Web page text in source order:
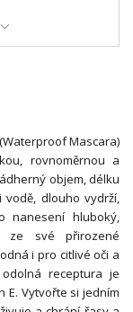
(Waterproof Mascara)
rovnoměrnou a
objem, délku
dlouho vydrží,
hluboký,
ze své přirozené
i pro citlivé oči a
receptura je
E. Vytvořte si jedním